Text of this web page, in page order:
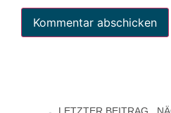
LETZTER BEITRAG